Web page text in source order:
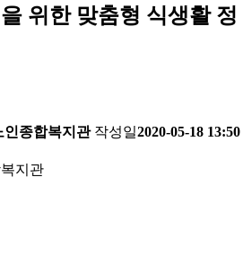
위한 맞춤형 식생활 정
인종합복지관 작성일2020-05-18 13:50
지관